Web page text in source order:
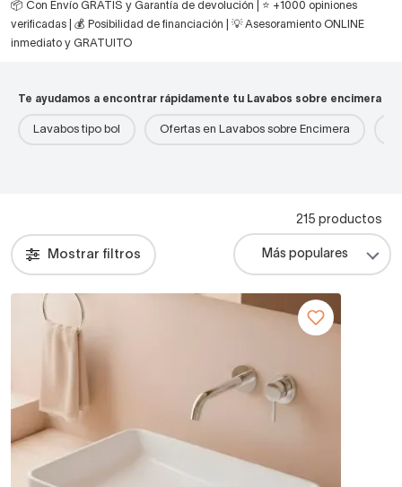
📦 Con Envío GRATIS y Garantía de devolución | ⭐ +1000 opiniones
verificadas | 💰 Posibilidad de financiación | 💡 Asesoramiento ONLINE
inmediato y GRATUITO
Te ayudamos a encontrar rápidamente tu Lavabos sobre encimera
Lavabos tipo bol Ofertas en Lavabos sobre Encimera
Mostrar filtros
215 productos